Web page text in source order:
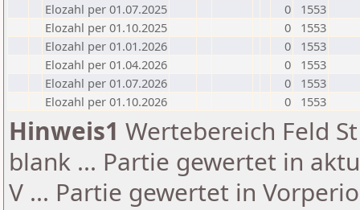
Elozahl per 01.07.2025
0
1553
Elozahl per 01.10.2025
0
1553
Elozahl per 01.01.2026
0
1553
Elozahl per 01.04.2026
0
1553
Elozahl per 01.07.2026
0
1553
Elozahl per 01.10.2026
0 1553
Hinweis1 Wertebereich Feld
blank ... Partie gewertet in
V ... Partie gewertet in